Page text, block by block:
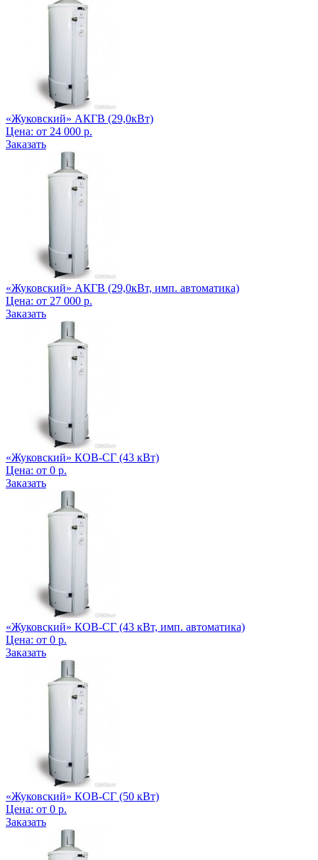
«Жуковский» АКГВ (29,0кВт)
Цена: от 24 000 р.
Заказать
«Жуковский» АКГВ (29,0кВт, имп. автоматика)
Цена: от 27 000 р.
Заказать
«Жуковский» КОВ-СГ (43 кВт)
Цена: от 0 р.
Заказать
«Жуковский» КОВ-СГ (43 кВт, имп. автоматика)
Цена: от 0 р.
Заказать
«Жуковский» КОВ-СГ (50 кВт)
Цена: от 0 р.
Заказать